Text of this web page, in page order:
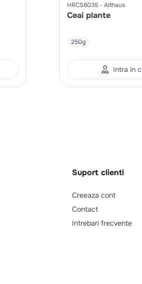
HRCS6035 Althaus
Ceai plante
250g
Intra in
Suport clienti
Creeaza cont
Contact
Intrebari frecvente